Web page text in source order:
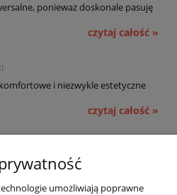
ponieważ doskonale pasuję
czytaj całość »
i niezwykle estetyczne
czytaj całość »
umożliwiają poprawne